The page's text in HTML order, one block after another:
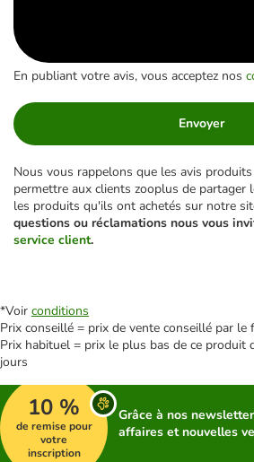
En publiant votre avis, vous acceptez nos
Envoyer
Nous vous rappelons que les avis
permettre aux clients zooplus de partager
les produits qu'ils ont achetés sur notre
questions ou réclamations nous vous
service client.
*Voir conditions
Prix conseillé = prix de vente conseillé par le
Prix habituel = prix le plus bas de ce produit
jours
10 %
de remise pour
votre
inscription
Grâce à nos
affaires et nouvelles